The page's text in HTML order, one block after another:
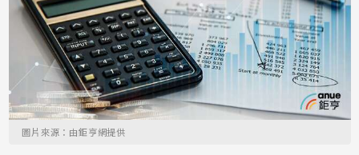
圖片來源：由鉅亨網提供